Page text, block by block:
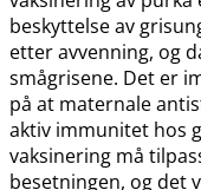
beskyttelse av
etter avvenning, og
smågrisene. Det er
på at maternale
aktiv immunitet hos
vaksinering må
besetningen, og det